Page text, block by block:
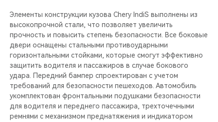
Элементы конструкции кузова Chery IndiS выполнены из
высокопрочной стали, что позволяет увеличить
прочность и повысить степень безопасности. Все боковые
двери оснащены стальными противоударными
горизонтальными стойками, которые смогут эффективно
защитить водителя и пассажиров в случае бокового
удара. Передний бампер спроектирован с учетом
требований для безопасности пешеходов. Автомобиль
укомплектован фронтальными подушками безопасности
для водителя и переднего пассажира, трехточечными
ремнями с механизмом преднатяжения и индикатором